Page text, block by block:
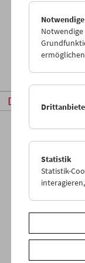
04
Di 14.6.
Notwendige
Statistik
Statistik-